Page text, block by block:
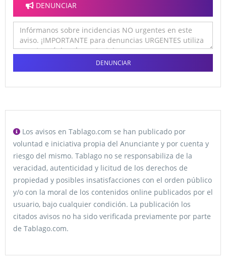
DENUNCIAR
DENUNCIAR
Los avisos en Tablago.com se han publicado por
voluntad e iniciativa propia del Anunciante y por cuenta y
riesgo del mismo. Tablago no se responsabiliza de la
veracidad, autenticidad y licitud de los derechos de
propiedad y posibles insatisfacciones con el orden público
y/o con la moral de los contenidos online publicados por el
usuario, bajo cualquier condición. La publicación los
citados avisos no ha sido verificada previamente por parte
de Tablago.com.